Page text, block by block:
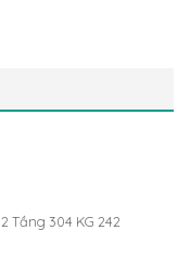
Tầng 304 KG 242